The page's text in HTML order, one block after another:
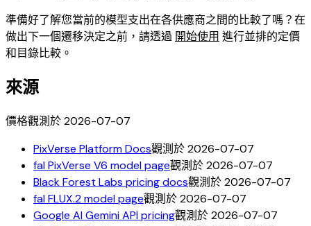
準備好了解您當前的模型支出在各供應商之間的比較了嗎？在
做出下一個遷移決定之前，請透過 開始使用 進行並排的定價
和目錄比較。
來源
價格觀測於 2026-07-07
PixVerse Platform Docs觀測於 2026-07-07
fal PixVerse V6 model page觀測於 2026-07-07
Black Forest Labs pricing docs觀測於 2026-07-07
fal FLUX.2 model page觀測於 2026-07-07
Google AI Gemini API pricing觀測於 2026-07-07